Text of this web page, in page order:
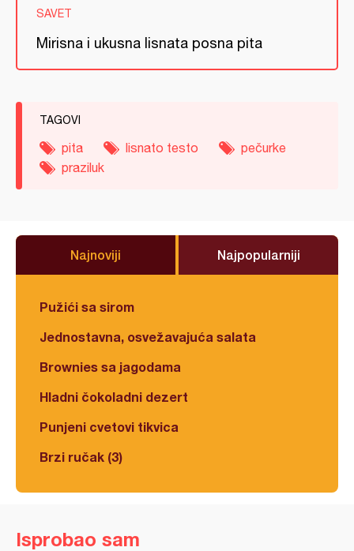
SAVET
Mirisna i ukusna lisnata posna pita
TAGOVI
pita lisnato testo
pečurke
praziluk
Najnoviji Najpopularniji
Pužići sa sirom
Jednostavna, osvežavajuća salata
Brownies sa jagodama
Hladni čokoladni dezert
Punjeni cvetovi tikvica
Brzi ručak (3)
Isprobao sam